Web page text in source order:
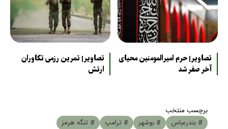
تصاویر| حرم امیرالمومنین محیای
آخر صفر شد
تصاویر| تمرین رزمی تکاوران
ارتش
برچسب منتخب
# بندرعباس
# بوشهر # ترامپ
# تنگه هرمز